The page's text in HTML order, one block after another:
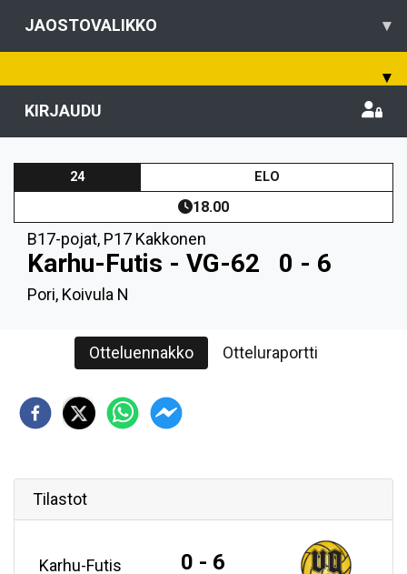
JAOSTOVALIKKO ▾
▾
KIRJAUDU
24 ELO
18.00
B17-pojat, P17 Kakkonen
Karhu-Futis - VG-62 0 - 6
Pori, Koivula N
Otteluennakko Otteluraportti
Tilastot
Karhu-Futis 0 - 6